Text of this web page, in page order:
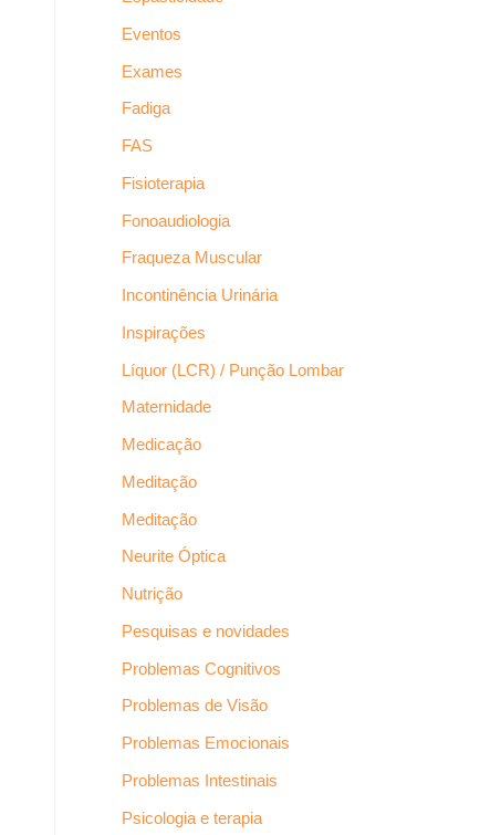
Eventos
Exames
Fadiga
FAS
Fisioterapia
Fonoaudiologia
Fraqueza Muscular
Incontinência Urinária
Inspirações
Líquor (LCR) / Punção Lombar
Maternidade
Medicação
Meditação
Meditação
Neurite Óptica
Nutrição
Pesquisas e novidades
Problemas Cognitivos
Problemas de Visão
Problemas Emocionais
Problemas Intestinais
Psicologia e terapia